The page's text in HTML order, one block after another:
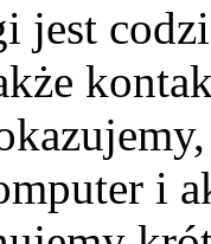
jest
i